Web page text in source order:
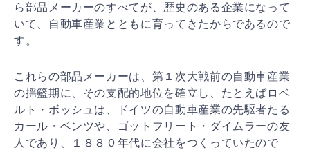
ら部品メーカーのすべてが、歴史のある企業になって
いて、自動車産業とともに育ってきたからであるので
す。
これらの部品メーカーは、第１次大戦前の自動車産業
の揺籃期に、その支配的地位を確立し、たとえばロベ
ルト・ボ ッシュは、ドイツの自動車産業の先駆者たる
カール・ベンツや、ゴットフリート・ダイムラーの友
人であり、１８８ ０年代に会社をつくっていたので